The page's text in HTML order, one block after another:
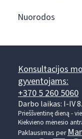
Nuorodos
Konsultacijos
gyventojams:
+370 5 260 5060
Darbo laikas: I-IV
Prieššventinę dieną -
Kiekvieno mėnesio
Paklausimas per